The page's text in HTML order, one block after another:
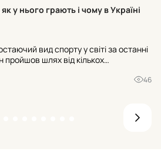
у нього грають і чому в Україні
вид спорту у світі за останні
пройшов шлях від кількох
має перевищити триста. Р...46